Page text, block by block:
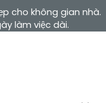
cho không gian nhà.
làm việc dài.